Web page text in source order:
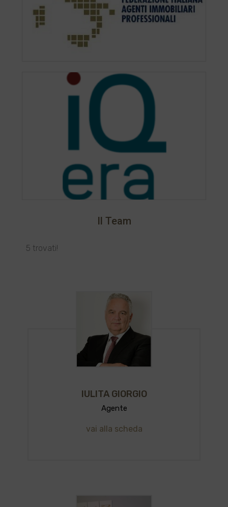
Il Team
5 trovati!
IULITA GIORGIO
Agente
vai alla scheda